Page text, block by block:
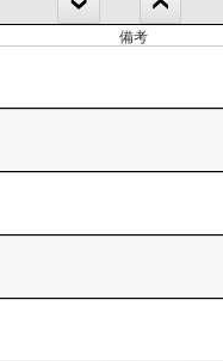
備考